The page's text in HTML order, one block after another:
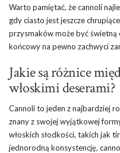
Warto pamiętać, że cannoli
gdy ciasto jest jeszcze
przysmaków może być świetną
końcowy na pewno zachwyci
Jakie są różnice
włoskimi deserami?
Cannoli to jeden z najbardziej
znany z swojej wyjątkowej
włoskich słodkości, takich jak
jednorodną konsystencję,